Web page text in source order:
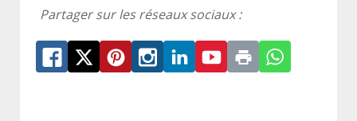
Partager sur les réseaux sociaux :